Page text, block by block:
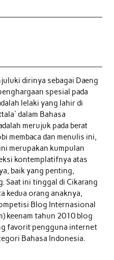
dirinya sebagai Daeng
spesial pada
lelaki yang lahir di
dalam Bahasa
merujuk pada berat
membaca dan menulis ini,
merupakan kumpulan
kontemplatifnya atas
baik yang penting,
Saat ini tinggal di Cikarang
kedua orang anaknya,
Blog Internasional
keenam tahun 2010 blog
favorit pengguna internet
Bahasa Indonesia.